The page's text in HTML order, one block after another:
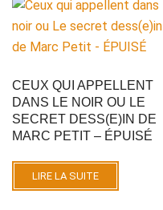
CEUX QUI APPELLENT
DANS LE NOIR OU LE
SECRET DESS(E)IN DE
MARC PETIT – ÉPUISÉ
LIRE LA SUITE